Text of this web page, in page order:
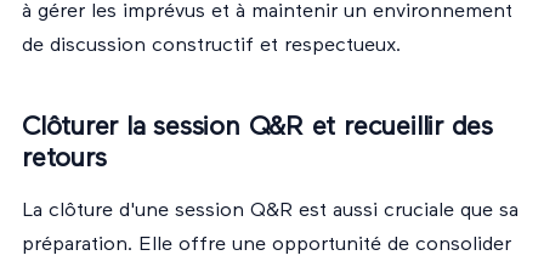
à gérer les imprévus et à maintenir un environnement
de discussion constructif et respectueux.
Clôturer la session Q&R et recueillir des
retours
La clôture d'une session Q&R est aussi cruciale que sa
préparation. Elle offre une opportunité de consolider